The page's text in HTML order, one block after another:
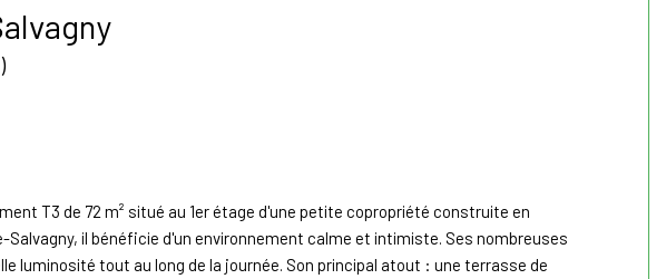
T3 de 72 m² situé au 1er étage d'une petite copropriété construite en
Salvagny, il bénéficie d'un environnement calme et intimiste. Ses nombreuses
luminosité tout au long de la journée. Son principal atout : une terrasse de